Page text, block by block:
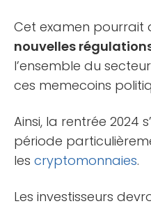
Cet examen pourrait
nouvelles
l’ensemble du
ces memecoins
Ainsi, la rentrée 2024
période
les cryptomonnaies.
Les investisseurs